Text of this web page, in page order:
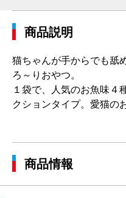
商品説明
猫ちゃんが手からでも舐
ろ～りおやつ。
１袋で、人気のお魚味４
クションタイプ。愛猫の
商品情報